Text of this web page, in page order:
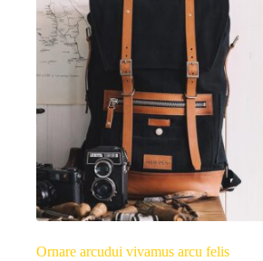
Ornare arcudui vivamus arcu felis